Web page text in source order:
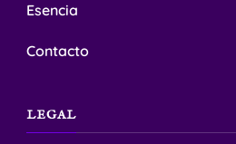
Esencia
Contacto
LEGAL